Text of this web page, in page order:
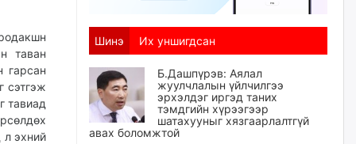
таван
гарсан
сэтгэж
тавиад
л эхний
Шинэ Их уншигдсан
Б.Дашпүрэв: Аялал
жуулчлалын үйлчилгээ
эрхэлдэг иргэд таних
тэмдгийн хүрээгээр
шатахууныг хязгаарлалтгүй
авах боломжтой